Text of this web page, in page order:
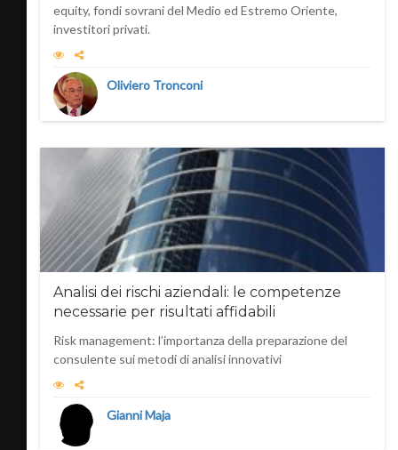
equity, fondi sovrani del Medio ed Estremo Oriente,
investitori privati.
Oliviero Tronconi
Analisi dei rischi aziendali: le competenze
necessarie per risultati affidabili
Risk management: l’importanza della preparazione del
consulente sui metodi di analisi innovativi
Gianni Maja